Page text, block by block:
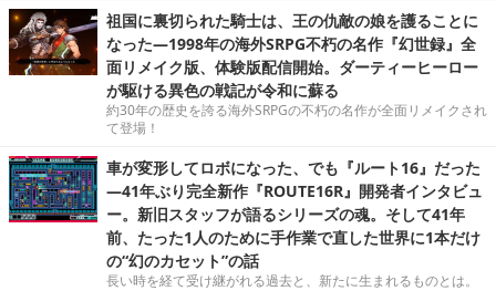
祖国に裏切られた騎士は、王の仇敵の娘を護ることに
なった―1998年の海外SRPG不朽の名作『幻世録』全
面リメイク版、体験版配信開始。ダーティーヒーロー
が駆ける異色の戦記が令和に蘇る
約30年の歴史を誇る海外SRPGの不朽の名作が全面リメイクされ
て登場！
車が変形してロボになった、でも『ルート16』だった
―41年ぶり完全新作『ROUTE16R』開発者インタビュ
ー。新旧スタッフが語るシリーズの魂。そして41年
前、たった1人のために手作業で直した世界に1本だけ
の“幻のカセット”の話
長い時を経て受け継がれる過去と、新たに生まれるものとは。